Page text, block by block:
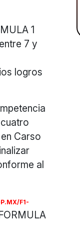
1
7 y
logros
Carso
al
F1-